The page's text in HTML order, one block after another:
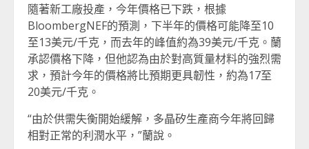
隨著新工廠投產，今年價格已下跌，根據
BloombergNEF的預測，下半年的價格可能降至10
至13美元/千克，而去年的峰值約為39美元/千克。蘭
承認價格下降，但他認為由於對高質量材料的強烈需
求，預計今年的價格將比預期更具韌性，約為17至
20美元/千克。
“由於供需失衡開始緩解，多晶矽生產商今年將回歸
相對正常的利潤水平，”蘭說。